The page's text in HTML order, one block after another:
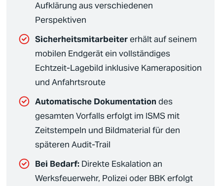
Aufklärung aus verschiedenen
Perspektiven
Sicherheitsmitarbeiter erhält auf seinem
mobilen Endgerät ein vollständiges
Echtzeit-Lagebild inklusive Kameraposition
und Anfahrtsroute
Automatische Dokumentation des
gesamten Vorfalls erfolgt im ISMS mit
Zeitstempeln und Bildmaterial für den
späteren Audit-Trail
Bei Bedarf: Direkte Eskalation an
Werksfeuerwehr, Polizei oder BBK erfolgt